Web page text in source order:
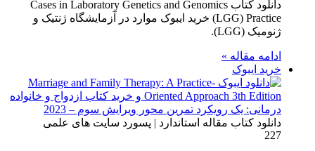
دانلود کتاب Cases in Laboratory Genetics and Genomics
(LGG) Practice خرید ایبوک موارد در آزمایشگاه ژنتیک و
ژنومیک (LGG).
ادامه مقاله »
خرید ایبوک
دانلود کتاب مقاله استاندارد | پسورد سایت های علمی
227